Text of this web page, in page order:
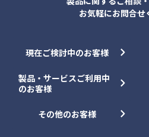
お気軽にお問合せ
現在ご検討中のお客様
製品・サービスご利用中
のお客様
その他のお客様